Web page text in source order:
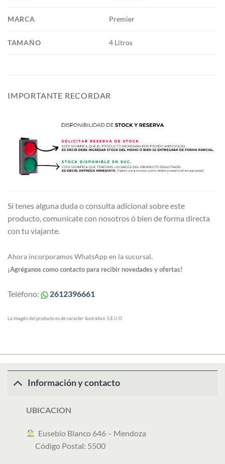
MARCA Premier
TAMAÑO 4 Litros
IMPORTANTE RECORDAR
Sí tenes alguna duda o consulta adicional sobre este
producto, comunícate con nosotros ó bien de forma directa
con tu viajante.
Ahora incorporamos WhatsApp en la sucursal.
¡Agréganos como contacto para recibir novedades y ofertas!
Teléfono: 2612396661
La imagén del producto es de caracter ilustrativo. S.E.U.O
Información y contacto
UBICACION
︎ Eusebio Blanco 646 – Mendoza
Código Postal: 5500